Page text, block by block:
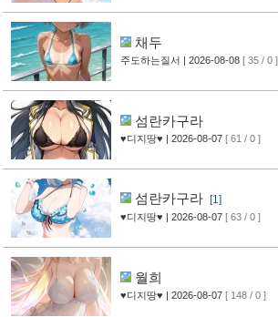
채두
주도하는질서 | 2026-08-08 [ 35 / 0 ]
섬란카구라
♥디지땅♥ | 2026-08-07 [ 61 / 0 ]
섬란카구라 [1]
♥디지땅♥ | 2026-08-07 [ 63 / 0 ]
월희
♥디지땅♥ | 2026-08-07 [ 148 / 0 ]